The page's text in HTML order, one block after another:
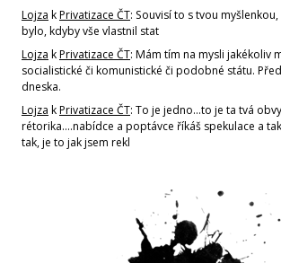
Lojza kPrivatizace ČT: Souvisí to s tvou
bylo, kdyby vše vlastnil stat
Lojza kPrivatizace ČT: Mám tím na mysli jakékoliv
socialistické či komunistické či podobné státu.
dneska.
Lojza kPrivatizace ČT: To je jedno...to je ta tvá
rétorika....nabídce a poptávce říkáš spekulace a
tak, je to jak jsem rekl